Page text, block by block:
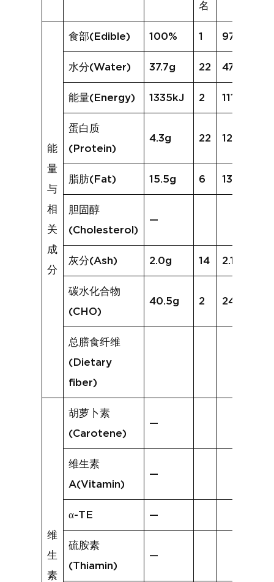
名
能
量
与
相
关
成
分
食部(Edible) 100% 1 97%
水分(Water) 37.7g 22 47.8g
能量(Energy) 1335kJ 2 1114kJ
蛋白质
(Protein)
4.3g 22 12.7g
脂肪(Fat) 15.5g 6 13.1g
胆固醇
(Cholesterol)
—
灰分(Ash) 2.0g 14 2.1g
碳水化合物
(CHO)
40.5g 2 24.5g
总膳食纤维
(Dietary
fiber)
维
生
素
胡萝卜素
(Carotene)
—
维生素
A(Vitamin)
—
α-TE —
硫胺素
(Thiamin)
—